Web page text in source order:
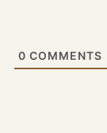
0 COMMENTS